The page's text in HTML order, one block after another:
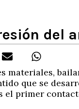
del
materiales,
que se
el primer